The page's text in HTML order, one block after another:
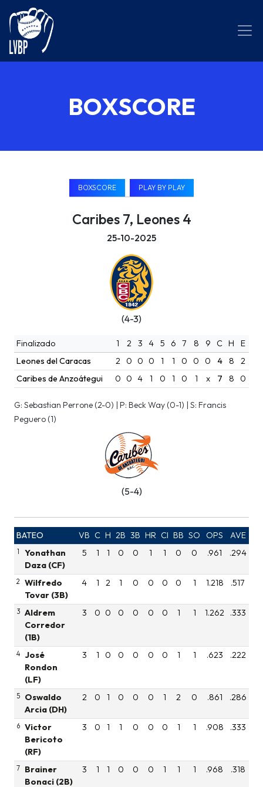
BOXSCORE
BOXSCORE PLAY BY PLAY
Caribes 7, Leones 4
25-10-2025
(4-3)
Finalizado 1 2 3 4 5 6 7 8 9 C H
E
Leones del Caracas
2 0 0 0 1 1 0 0 0 4 8
2
Caribes de Anzoátegui
0 0 4 1 0 1 0 1 x 7 8 0
G: Sebastian Perrone (2-0) | P: Beck Way (0-1) | S: Francis
Peguero (1)
(5-4)
BATEO VB C H 2B 3B HR CI BB SO OPS AVE
1
Yonathan
Daza (CF)
5 1 1 0 0 1 1 0 0 .961 .294
2
Wilfredo
Tovar (3B)
4 1 2 1 0 0 0 0 1 1.218 .517
3
Aldrem
Corredor
(1B)
3 0 0 0 0 0 0 1 1 1.262 .333
4 José
Rondon
(LF)
3 1 0 0 0 0 0 1 1 .623 .222
5
Oswaldo
Arcia (DH)
2 0 1 0 0 0 1 2 0 .861 .286
6
Victor
Bericoto
(RF)
3 0 1 1 0 0 0 1 1 .908 .333
7
Brainer
Bonaci (2B)
3 1 1 0 0 0 1 1 1 .968 .318